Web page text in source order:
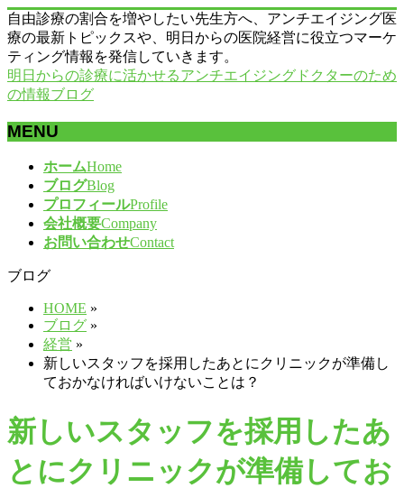
自由診療の割合を増やしたい先生方へ、アンチエイジング医
療の最新トピックスや、明日からの医院経営に役立つマーケ
ティング情報を発信していきます。
明日からの診療に活かせるアンチエイジングドクターのため
の情報ブログ
MENU
ば
ホームHome
ブログBlog
プロフィールProfile
会社概要Company
お問い合わせContact
ブログ
HOME »
ブログ »
経営 »
新しいスタッフを採用したあとにクリニックが準備し
ておかなければいけないことは？
新しいスタッフを採用したあ
とにクリニックが準備してお